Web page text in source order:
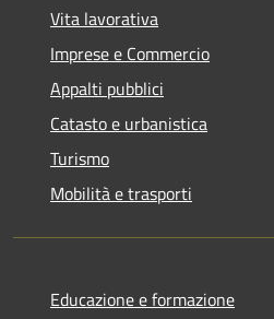
Vita lavorativa
Imprese e Commercio
Appalti pubblici
Catasto e urbanistica
Turismo
Mobilità e trasporti
Educazione e formazione